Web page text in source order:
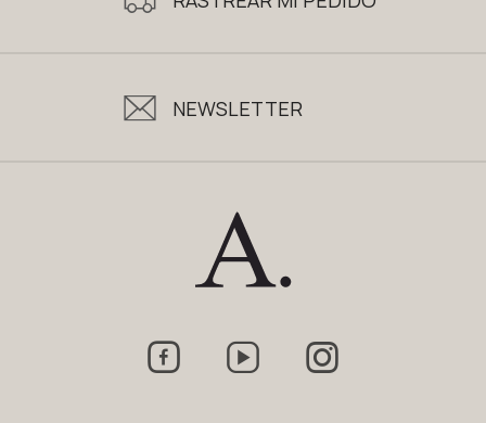
NEWSLETTER
  